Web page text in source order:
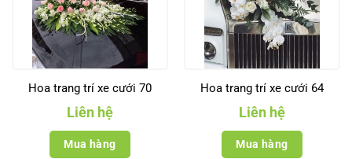
Hoa trang trí xe cưới 70
Liên hệ
Mua hàng
Hoa trang trí xe cưới 64
Liên hệ
Mua hàng